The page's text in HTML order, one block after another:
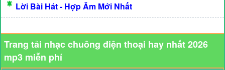
Lời Bài Hát - Hợp Âm Mới Nhất
Trang tải nhạc chuông điện thoại hay nhất 2026
mp3 miễn phí